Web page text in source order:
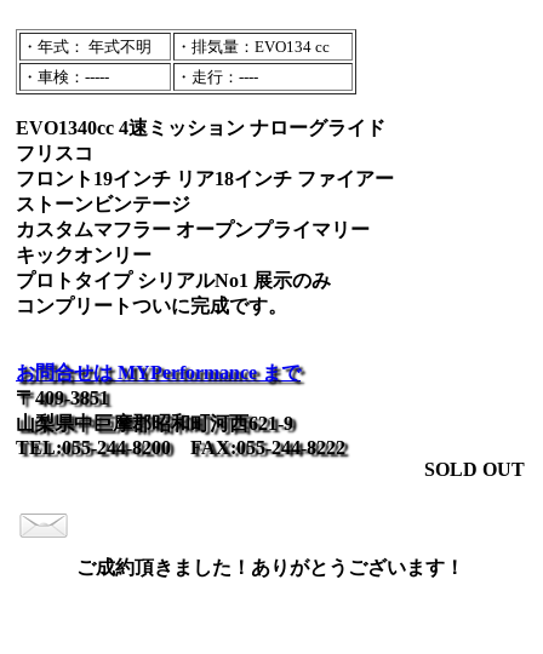
・年式： 年式不明
・排気量：EVO134 cc
・車検：-----
・走行：----
EVO1340cc 4速ミッション ナローグライド
フリスコ
フロント19インチ リア18インチ ファイアー
ストーンビンテージ
カスタムマフラー オープンプライマリー
キックオンリー
プロトタイプ シリアルNo1 展示のみ
コンプリートついに完成です。
お問合せは MYPerformance まで
〒409-3851
山梨県中巨摩郡昭和町河西621-9
TEL:055-244-8200 FAX:055-244-8222
SOLD OUT
ご成約頂きました！ありがとうございます！